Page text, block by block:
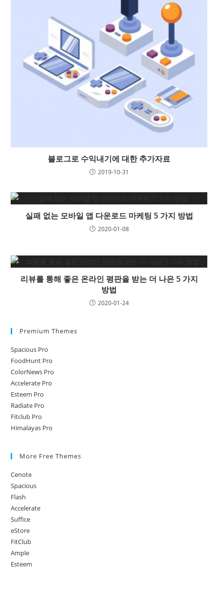
블로그로 수익내기에 대한 추가자료
2019-10-31
실패 없는 모바일 앱 다운로드 마케팅 5 가지 방법
2020-01-08
리뷰를 통해 좋은 온라인 평판을 받는 더 나은 5 가지
방법
2020-01-24
Premium Themes
Spacious Pro
FoodHunt Pro
ColorNews Pro
Accelerate Pro
Esteem Pro
Radiate Pro
Fitclub Pro
Himalayas Pro
More Free Themes
Cenote
Spacious
Flash
Accelerate
Suffice
eStore
FitClub
Ample
Esteem